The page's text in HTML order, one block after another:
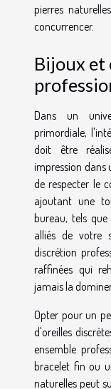
pierres
concurrencer.
Bijoux et
Dans un
primordiale,
doit être
impression dans
de respecter le
ajoutant une
bureau, tels
alliés de votre
discrétion
raffinées qui
jamais la
Opter pour un
d'oreilles
ensemble
bracelet fin ou
naturelles peut